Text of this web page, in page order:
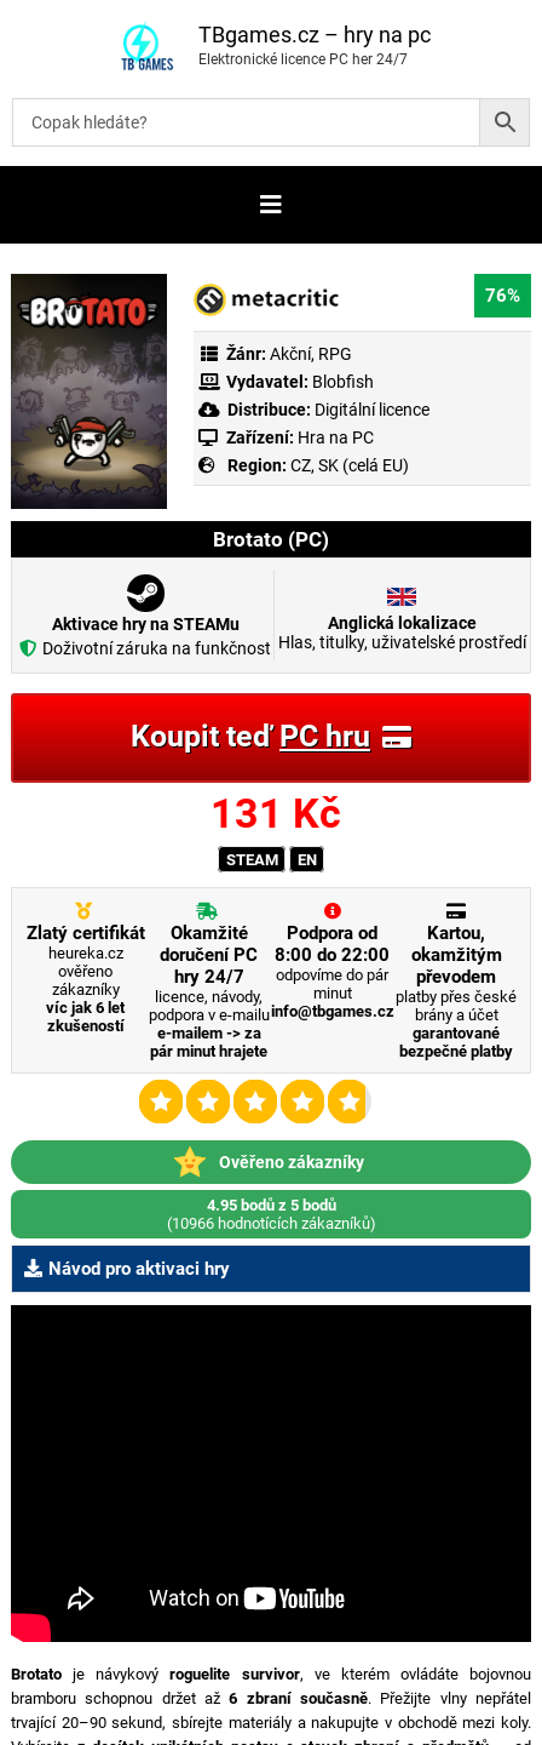
t
b
TBgames.cz – hry na pc
Elektronické licence PC her 24/7
76%
Žánr: Akční, RPG
Vydavatel: Blobfish
Distribuce: Digitální licence
Zařízení: Hra na PC
Region: CZ, SK (celá EU)
Brotato (PC)
Aktivace hry na STEAMu
Doživotní záruka na funkčnost
Anglická lokalizace
Hlas, titulky, uživatelské prostředí
Koupit teďPC hru
131 Kč
STEAM EN
Zlatý certifikát
heureka.cz
ověřeno
zákazníky
víc jak 6 let
zkušeností
Okamžité
doručení PC
hry 24/7
licence, návody,
podpora v e-mailu
e-mailem -> za
pár minut hrajete
Podpora od
8:00 do 22:00
odpovíme do pár
minut
info@tbgames.cz
Kartou,
okamžitým
převodem
platby přes české
brány a účet
garantované
bezpečné platby
Ověřeno zákazníky
4.95 bodů z 5 bodů
(10966 hodnotících zákazníků)
Návod pro aktivaci hry
Brotatoje návykovýroguelite survivor, ve kterém ovládáte bojovnou
bramboru schopnou držet až6 zbraní současně. Přežijte vlny nepřátel
trvající 20–90 sekund, sbírejte materiály a nakupujte v obchodě mezi koly.